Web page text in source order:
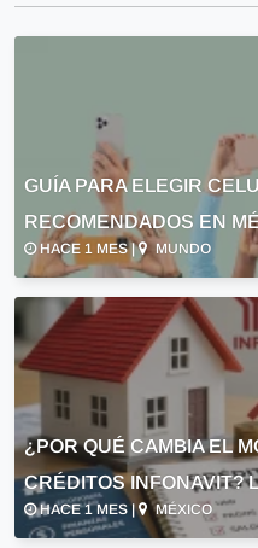
GUÍA PARA ELEGIR
RECOMENDADOS EN
HACE 1 MES | MUNDO
¿POR QUÉ CAMBIA EL
CRÉDITOS INFONAVIT?
HACE 1 MES | MÉXICO